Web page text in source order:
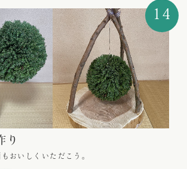
14
り
おいしくいただこう。